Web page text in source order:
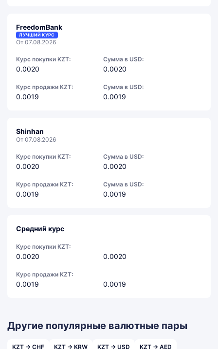
FreedomBank
ЛУЧШИЙ КУРС
От 07.08.2026
Курс покупки KZT:
0.0020
Сумма в USD:
0.0020
Курс продажи KZT:
0.0019
Сумма в USD:
0.0019
Shinhan
От 07.08.2026
Курс покупки KZT:
0.0020
Сумма в USD:
0.0020
Курс продажи KZT:
0.0019
Сумма в USD:
0.0019
Средний курс
Курс покупки KZT:
0.0020 0.0020
Курс продажи KZT:
0.0019 0.0019
Другие популярные валютные пары
KZT → CHF KZT → KRW KZT → USD KZT → AED